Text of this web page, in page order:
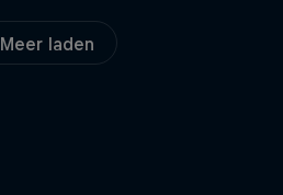
Meer laden